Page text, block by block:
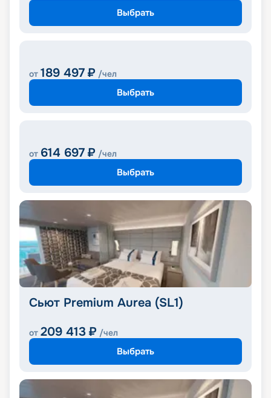
Выбрать
от 189 497 ₽ /чел
Выбрать
от 614 697 ₽ /чел
Выбрать
Сьют Premium Aurea (SL1)
от 209 413 ₽ /чел
Выбрать